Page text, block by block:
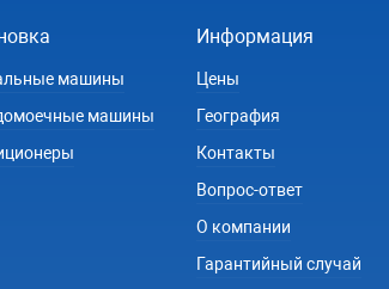
машины
машины
Информация
Цены
География
Контакты
Вопрос-ответ
О компании
Гарантийный случай